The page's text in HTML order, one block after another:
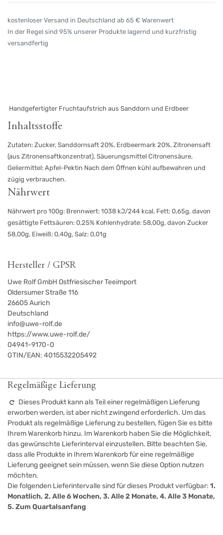
kostenloser Versand in Deutschland ab 65 € Warenwert
In der Regel sind 95% unserer Produkte lagernd und kurzfristig
versandfertig
Handgefertigter Fruchtaufstrich aus Sanddorn und Erdbeer
Inhaltsstoffe
Zutaten: Zucker, Sanddornsaft 20%, Erdbeermark 20%, Zitronensaft
(aus Zitronensaftkonzentrat), Säuerungsmittel Citronensäure,
Geliermittel: Apfel-Pektin Nach dem Öffnen kühl aufbewahren und
zügig verbrauchen.
Nährwert
Nährwert pro 100g: Brennwert: 1038 kJ/244 kcal, Fett: 0,65g, davon
gesättigte Fettsäuren: 0,25% Kohlenhydrate: 58,00g, davon Zucker
58,00g, Eiweiß: 0,40g, Salz: 0,01g
Hersteller / GPSR
Uwe Rolf GmbH Ostfriesischer Teeimport
Oldersumer Straße 116
26605Aurich
Deutschland
info@uwe-rolf.de
https://www.uwe-rolf.de/
04941-9170-0
GTIN/EAN: 4015532205492
Regelmäßige Lieferung
Dieses Produkt kann als Teil einer regelmäßigen Lieferung
erworben werden, ist aber nicht zwingend erforderlich. Um das
Produkt als regelmäßige Lieferung zu bestellen, fügen Sie es bitte
Ihrem Warenkorb hinzu. Im Warenkorb haben Sie die Möglichkeit,
das gewünschte Lieferinterval einzustellen. Bitte beachten Sie,
dass alle Produkte in Ihrem Warenkorb für eine regelmäßige
Lieferung geeignet sein müssen, wenn Sie diese Option nutzen
möchten.
Die folgenden Lieferintervalle sind für dieses Produkt verfügbar: 1.
Monatlich, 2. Alle 6 Wochen, 3. Alle 2 Monate, 4. Alle 3 Monate,
5. Zum Quartalsanfang